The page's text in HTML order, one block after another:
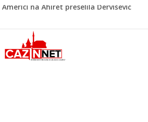
Americi na Ahiret preselila Dervišević
odluke na sjednici Vlade USK:
Evo kome je dodijeljen novac
Američki kongresmeni traže od Trumpa:
Vratite sankcije zvaničnicima iz